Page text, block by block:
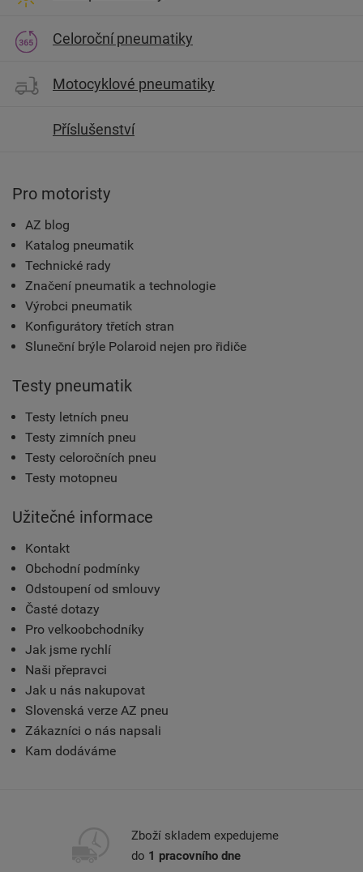
Celoroční pneumatiky
Motocyklové pneumatiky
Příslušenství
Pro motoristy
AZ blog
Katalog pneumatik
Technické rady
Značení pneumatik a technologie
Výrobci pneumatik
Konfigurátory třetích stran
Sluneční brýle Polaroid nejen pro řidiče
Testy pneumatik
Testy letních pneu
Testy zimních pneu
Testy celoročních pneu
Testy motopneu
Užitečné informace
Kontakt
Obchodní podmínky
Odstoupení od smlouvy
Časté dotazy
Pro velkoobchodníky
Jak jsme rychlí
Naši přepravci
Jak u nás nakupovat
Slovenská verze AZ pneu
Zákazníci o nás napsali
Kam dodáváme
Zboží skladem expedujeme
do 1 pracovního dne